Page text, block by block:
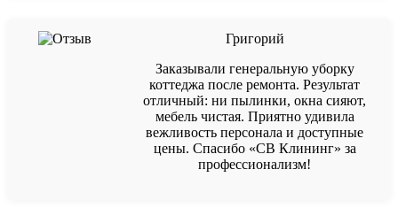
Григорий
Заказывали генеральную уборку
коттеджа после ремонта. Результат
отличный: ни пылинки, окна сияют,
мебель чистая. Приятно удивила
вежливость персонала и доступные
цены. Спасибо «СВ Клининг» за
профессионализм!